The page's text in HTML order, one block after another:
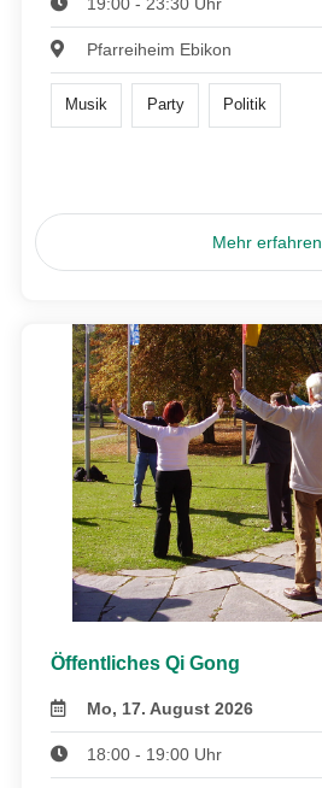
Pfarreiheim Ebikon
Musik Party Politik
Mehr erfahren
Öffentliches Qi Gong
Mo, 17. August 2026
18:00 - 19:00 Uhr